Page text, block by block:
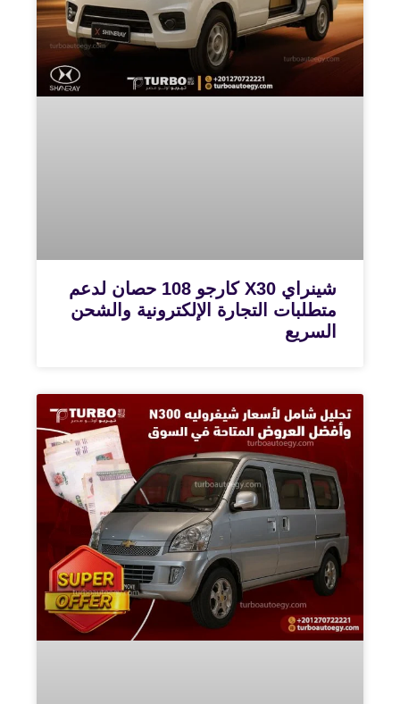
شينراي X30 كارجو 108 حصان لدعم
متطلبات التجارة الإلكترونية والشحن
السريع